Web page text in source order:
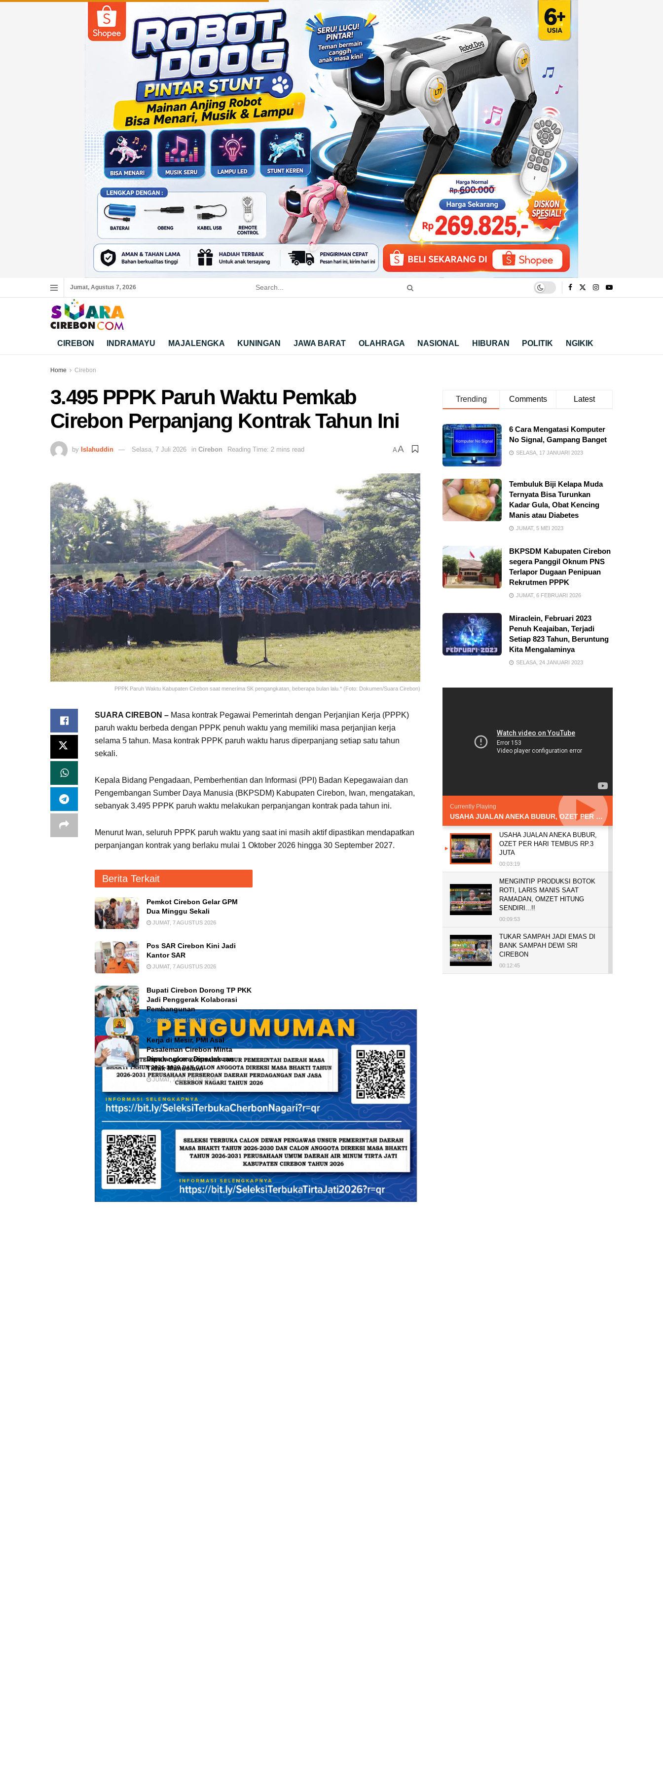
Jumat, Agustus 7, 2026
CIREBON INDRAMAYU MAJALENGKA KUNINGAN JAWA BARAT OLAHRAGA NASIONAL HIBURAN POLITIK NGIKIK
Home Cirebon
3.495 PPPK Paruh Waktu Pemkab
Cirebon Perpanjang Kontrak Tahun Ini
by Islahuddin Selasa, 7 Juli 2026 in Cirebon Reading Time: 2 mins read AA
PPPK Paruh Waktu Kabupaten Cirebon saat menerima SK pengangkatan, beberapa bulan lalu.* (Foto: Dokumen/Suara Cirebon)
SUARA CIREBON – Masa kontrak Pegawai Pemerintah dengan Perjanjian Kerja (PPPK)
paruh waktu berbeda dengan PPPK penuh waktu yang memiliki masa perjanjian kerja
selama 5 tahun. Masa kontrak PPPK paruh waktu harus diperpanjang setiap satu tahun
sekali.
Kepala Bidang Pengadaan, Pemberhentian dan Informasi (PPI) Badan Kepegawaian dan
Pengembangan Sumber Daya Manusia (BKPSDM) Kabupaten Cirebon, Iwan, mengatakan,
sebanyak 3.495 PPPK paruh waktu melakukan perpanjangan kontrak pada tahun ini.
Menurut Iwan, seluruh PPPK paruh waktu yang saat ini masih aktif dipastikan mendapatkan
perpanjangan kontrak yang berlaku mulai 1 Oktober 2026 hingga 30 September 2027.
Berita Terkait
Pemkot Cirebon Gelar GPM
Dua Minggu Sekali
JUMAT, 7 AGUSTUS 2026
Pos SAR Cirebon Kini Jadi
Kantor SAR
JUMAT, 7 AGUSTUS 2026
Bupati Cirebon Dorong TP PKK
Jadi Penggerak Kolaborasi
Pembangunan
JUMAT, 7 AGUSTUS 2026
Kerja di Mesir, PMI Asal
Pasaleman Cirebon Minta
Dipulangkan, Diperlakuan
Tidak Manusiawi
JUMAT, 7 AGUSTUS 2026
Trending Comments Latest
6 Cara Mengatasi Komputer
No Signal, Gampang Banget
SELASA, 17 JANUARI 2023
Tembuluk Biji Kelapa Muda
Ternyata Bisa Turunkan
Kadar Gula, Obat Kencing
Manis atau Diabetes
JUMAT, 5 MEI 2023
BKPSDM Kabupaten Cirebon
segera Panggil Oknum PNS
Terlapor Dugaan Penipuan
Rekrutmen PPPK
JUMAT, 6 FEBRUARI 2026
Miraclein, Februari 2023
Penuh Keajaiban, Terjadi
Setiap 823 Tahun, Beruntung
Kita Mengalaminya
SELASA, 24 JANUARI 2023
Currently Playing
USAHA JUALAN ANEKA BUBUR, OZET PER HARI TEMBUS RP.3 JUTA
USAHA JUALAN ANEKA BUBUR,
OZET PER HARI TEMBUS RP.3
JUTA
00:03:19
MENGINTIP PRODUKSI BOTOK
ROTI, LARIS MANIS SAAT
RAMADAN, OMZET HITUNG
SENDIRI...!!
00:09:53
TUKAR SAMPAH JADI EMAS DI
BANK SAMPAH DEWI SRI
CIREBON
00:12:45